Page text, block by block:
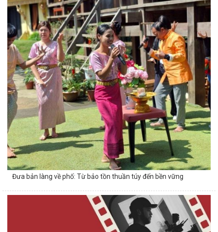
Đưa bản làng về phố: Từ bảo tồn thuần túy đến bền vững